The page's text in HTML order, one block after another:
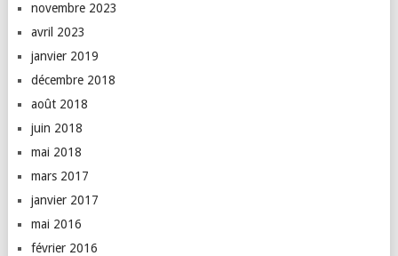
novembre 2023
avril 2023
janvier 2019
décembre 2018
août 2018
juin 2018
mai 2018
mars 2017
janvier 2017
mai 2016
février 2016